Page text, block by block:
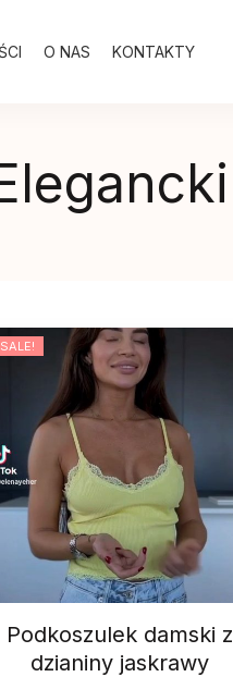
O NAS KONTAKTY
SALE!
Podkoszulek damski z
dzianiny jaskrawy